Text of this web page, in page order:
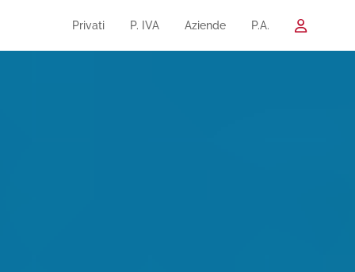
Privati P. IVA Aziende P.A.